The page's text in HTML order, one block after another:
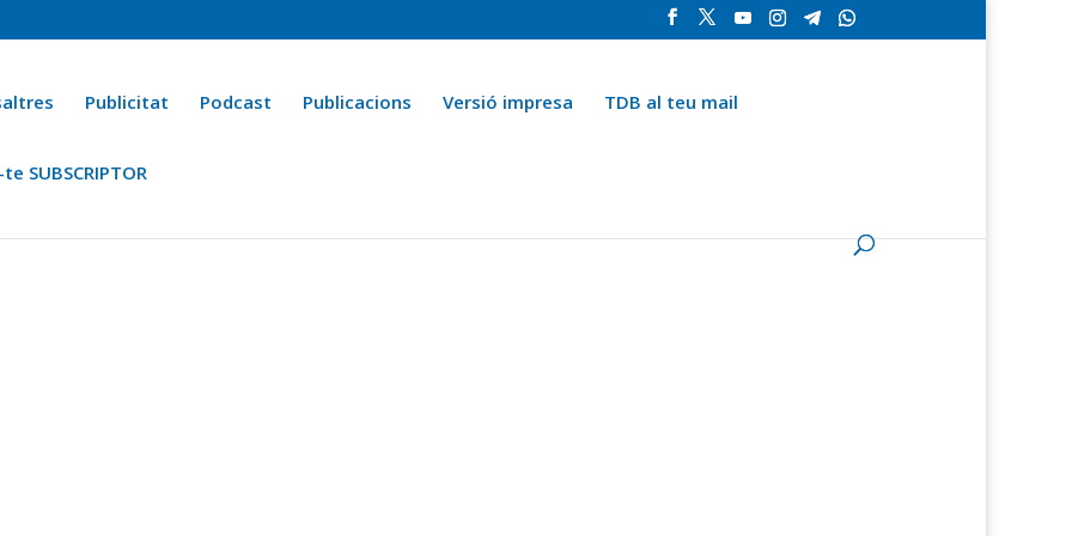
Publicitat Podcast Publicacions Versió impresa TDB al teu mail
SUBSCRIPTOR
Ara fa 25 anys